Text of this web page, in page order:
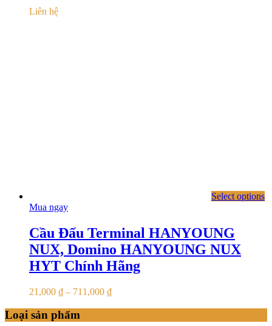
Liên hệ
Select options
Mua ngay
Cầu Đấu Terminal HANYOUNG
NUX, Domino HANYOUNG NUX
HYT Chính Hãng
21,000 ₫ – 711,000 ₫
Loại sản phẩm